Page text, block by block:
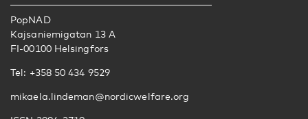
PopNAD
Kajsaniemigatan 13 A
FI-00100 Helsingfors
Tel: +358 50 434 9529
mikaela.lindeman@nordicwelfare.org